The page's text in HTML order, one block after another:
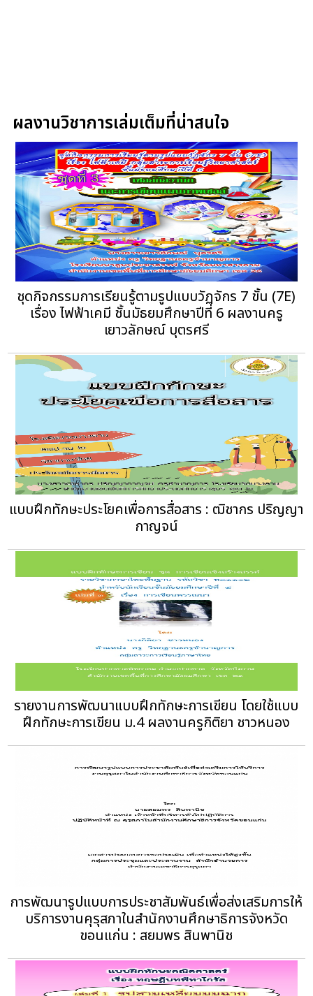
ผลงานวิชาการเล่มเต็มที่น่าสนใจ
ชุดกิจกรรมการเรียนรู้ตามรูปแบบวัฏจักร 7 ขั้น (7E)
เรื่อง ไฟฟ้าเคมี ชั้นมัธยมศึกษาปีที่ 6 ผลงานครู
เยาวลักษณ์ บุตรศรี
แบบฝึกทักษะประโยคเพื่อการสื่อสาร : ฒิชากร ปริญญา
กาญจน์
รายงานการพัฒนาแบบฝึกทักษะการเขียน โดยใช้แบบ
ฝึกทักษะการเขียน ม.4 ผลงานครูกิติยา ชาวหนอง
การพัฒนารูปแบบการประชาสัมพันธ์เพื่อส่งเสริมการให้
บริการงานคุรุสภาในสำนักงานศึกษาธิการจังหวัด
ขอนแก่น : สยมพร สินพานิช